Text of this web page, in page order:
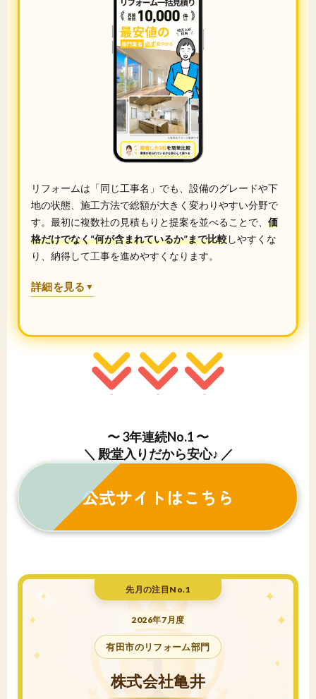
リフォームは「同じ工事名」でも、設備のグレードや下
地の状態、施工方法で総額が大きく変わりやすい分野で
す。最初に複数社の見積もりと提案を並べることで、 価
格だけでなく“何が含まれているか”まで比較しやすくな
り、納得して工事を進めやすくなります。
詳細を見る ▼
〜 3年連続No.1 〜
＼ 殿堂入りだから安心♪ ／
公式サイトはこちら
先月の注目No.1
2026年7月度
有田市のリフォーム部門
株式会社亀井